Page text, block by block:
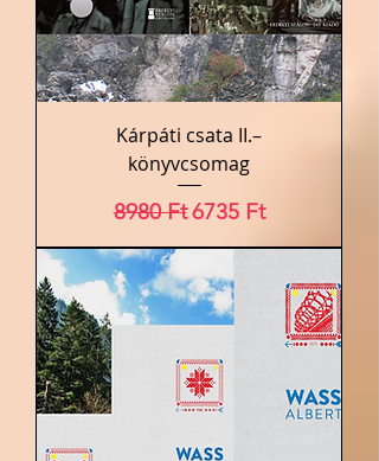
Kárpáti csata II.–
könyvcsomag
Szokásos ár
8980 FtAkciós ár
6735 Ft